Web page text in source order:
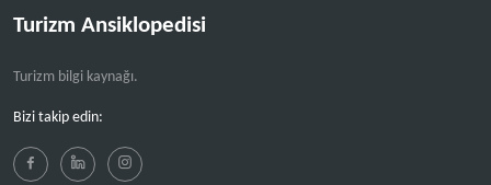
Turizm Ansiklopedisi
Turizm bilgi kaynağı.
Bizi takip edin: